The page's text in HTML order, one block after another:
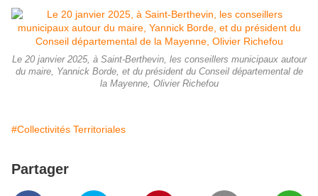
Le 20 janvier 2025, à Saint-Berthevin, les conseillers municipaux autour
du maire, Yannick Borde, et du président du Conseil départemental de
la Mayenne, Olivier Richefou
#Collectivités Territoriales
Partager